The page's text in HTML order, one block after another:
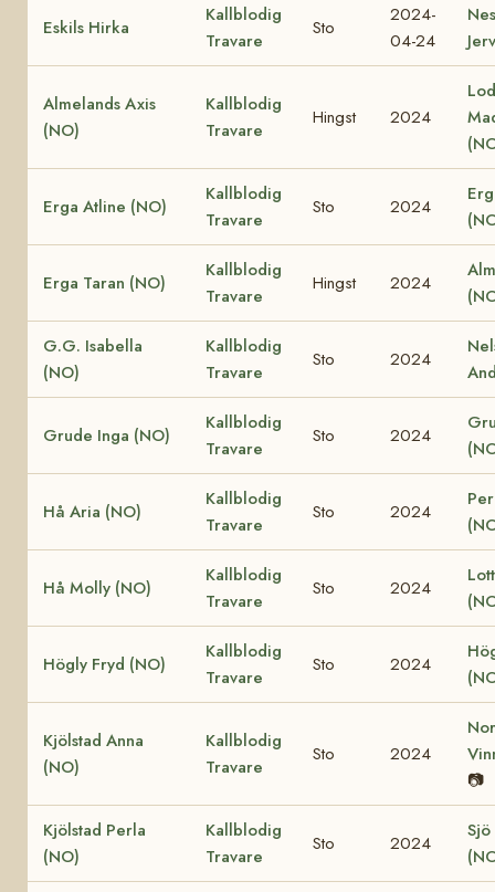
Eskils Hirka
Kallblodig
Travare
Sto
2024-
04-24
Almelands Axis
(NO)
Kallblodig
Travare
Hingst 2024
Erga Atline (NO)
Kallblodig
Travare
Sto 2024
Erga Taran (NO)
Kallblodig
Travare
Hingst 2024
G.G. Isabella
(NO)
Kallblodig
Travare
Sto 2024
Grude Inga (NO)
Kallblodig
Travare
Sto 2024
Hå Aria (NO)
Kallblodig
Travare
Sto 2024
Hå Molly (NO)
Kallblodig
Travare
Sto 2024
Högly Fryd (NO)
Kallblodig
Travare
Sto 2024
Kjölstad Anna
(NO)
Kallblodig
Travare
Sto 2024
📷
Kjölstad Perla
(NO)
Kallblodig
Travare
Sto 2024